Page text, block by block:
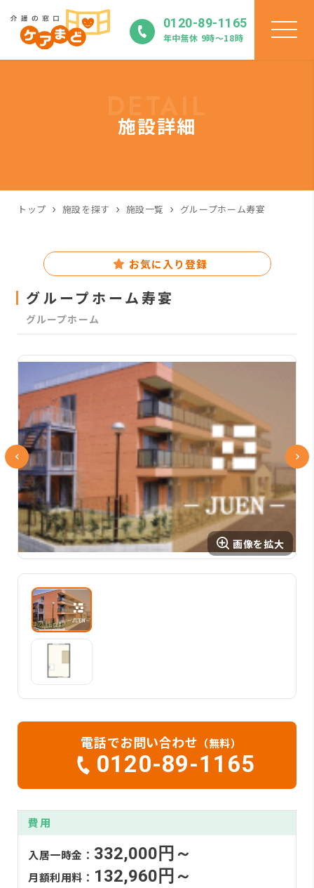
0120-89-1165
年中無休 9時〜18時
施設詳細
トップ 施設を探す 施設一覧 グループホーム寿宴
お気に入り登録
グループホーム寿宴
グループホーム
電話でお問い合わせ （無料）
0120-89-1165
費用
入居一時金： 332,000円～
月額利用料： 132,960円～